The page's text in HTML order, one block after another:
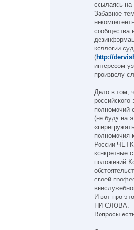
ссылаясь на
Забавное
сообщества
коллегии
(http://
интересом
произволу
Дело в том,
российского
полномочий
(не буду на
полномочия
России
конкретные
положений
своей
И вот про
НИ СЛОВА.
Вопросы